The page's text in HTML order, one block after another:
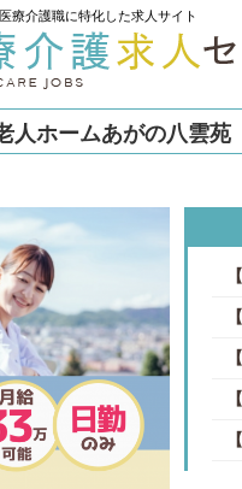
療介護職に特化した求人サイト
人ホームあがの八雲